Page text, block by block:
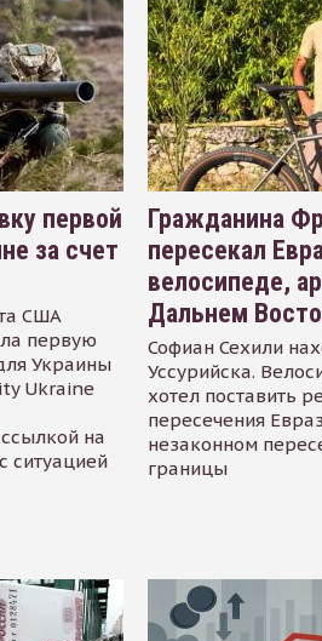
первой
за счет
США
первую
Украины
Ukraine
на
ситуацией
Гражданина
пересекал
велосипеде,
Дальнем
Софиан Сехили
Уссурийска.
хотел поставить
пересечения
незаконном
границы